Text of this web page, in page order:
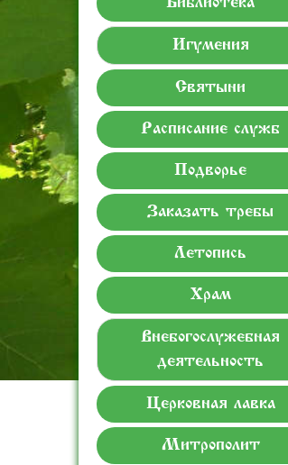
Библиотека
Игумения
Святыни
Расписание служб
Подворье
Заказать требы
Летопись
Храм
Внебогослужебная
деятельность
Церковная лавка
Митрополит